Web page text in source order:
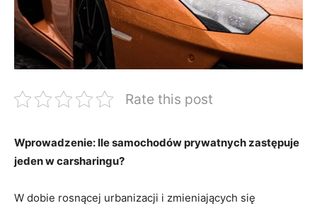
Rate this post
Wprowadzenie: Ile samochodów prywatnych zastępuje
jeden w carsharingu?
W dobie rosnącej urbanizacji i zmieniających ‍się